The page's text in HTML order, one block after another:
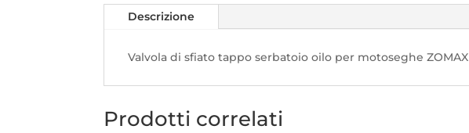
Descrizione
Valvola di sfiato tappo serbatoio oilo per motoseghe ZOMAX
Prodotti correlati